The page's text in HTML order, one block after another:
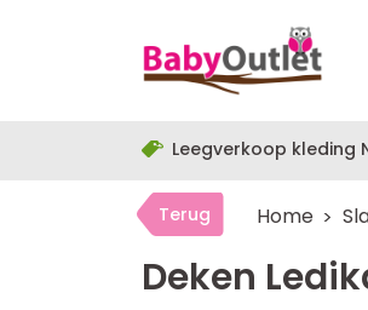
Leegverkoop kleding
Terug Home
Deken